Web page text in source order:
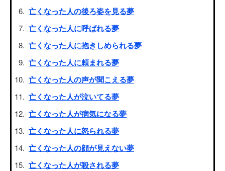
亡くなった人の後ろ姿を見る夢
亡くなった人に呼ばれる夢
亡くなった人に抱きしめられる夢
亡くなった人に頼まれる夢
亡くなった人の声が聞こえる夢
亡くなった人が泣いてる夢
亡くなった人が病気になる夢
亡くなった人に怒られる夢
亡くなった人の顔が見えない夢
亡くなった人が殺される夢